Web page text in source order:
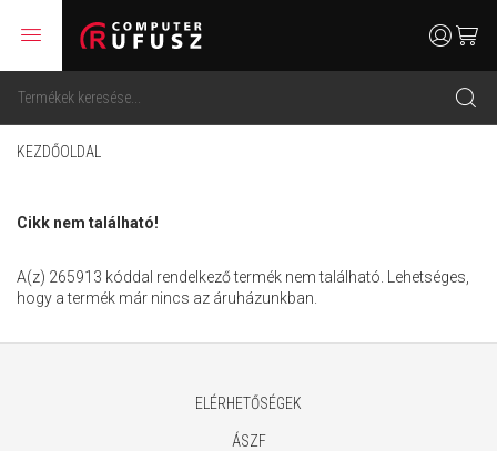
menu
search
usercart
KEZDŐOLDAL
Cikk nem található!
A(z) 265913 kóddal rendelkező termék nem található. Lehetséges,
hogy a termék már nincs az áruházunkban.
ELÉRHETŐSÉGEK
ÁSZF